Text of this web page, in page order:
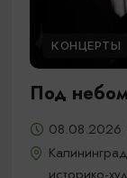
КОНЦЕРТЫ
Под
08.08.2026